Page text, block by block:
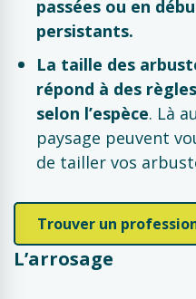
passées ou en
persistants.
La taille des
répond à des
selon l’espèce. Là
paysage peuvent
de tailler vos
Trouver un
L’arrosage